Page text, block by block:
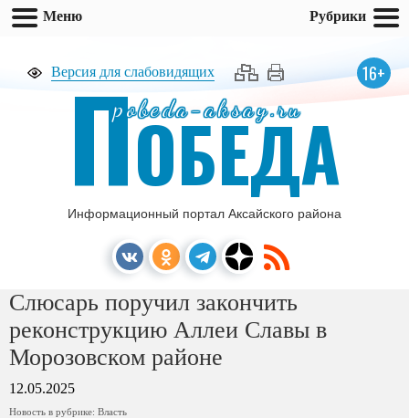
Версия для слабовидящих 16+
pobeda-aksay.ru
ПОБЕДА
Информационный портал Аксайского района
Слюсарь поручил закончить
реконструкцию Аллеи Славы в
Морозовском районе
12.05.2025
Новость в рубрике: Власть
Меню Рубрики